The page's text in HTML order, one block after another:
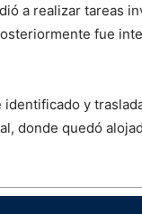
a realizar tareas
fue
y
donde quedó